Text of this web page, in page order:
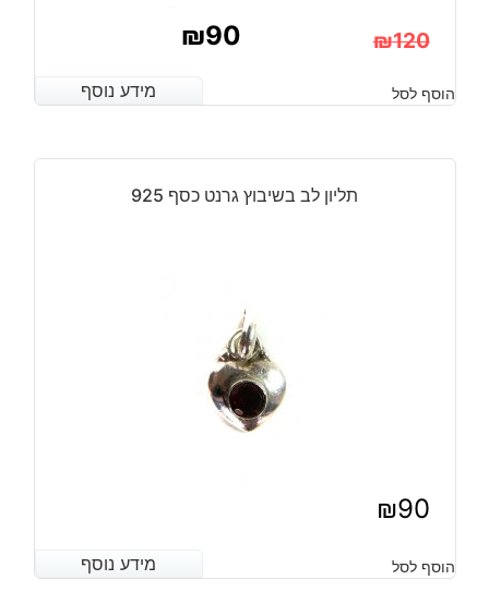
₪120
המקורי
היה:
₪90
הנוכחי
הוא:
מידע נוסף הוסף לסל מידע נוסף
תליון לב בשיבוץ גרנט כסף 925
₪90
מידע נוסף הוסף לסל מידע נוסף